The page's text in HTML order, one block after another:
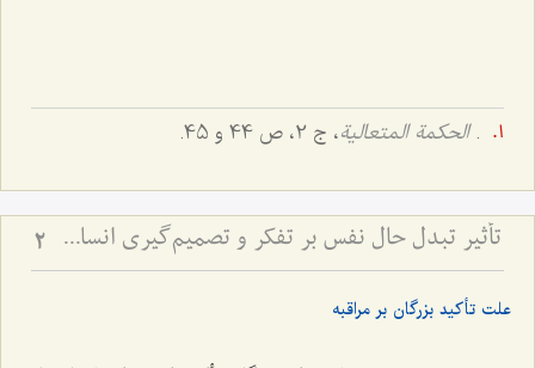
.الحکمة المتعالیة، ج 2، ص 44 و 45.
تأثیر تبدل حال نفس بر تفکر و تصمیم‌گیری انسان - نقش مراقبه در ثبات فکری و اتصال به عالم قدس 2
علت تأکید بزرگان بر مراقبه